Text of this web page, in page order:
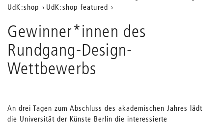
Position
auf
der
Webseite
UdK:shop
UdK:shop featured
Gewinner*innen des
Rundgang-Design-
Wettbewerbs
An drei Tagen zum Abschluss des akademischen Jahres lädt
die Universität der Künste Berlin die interessierte